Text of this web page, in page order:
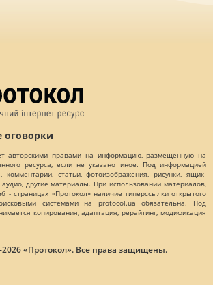
авторскими правами на информацию, размещенную на
ресурса, если не указано иное. Под информацией
комментарии, статьи, фотоизображения, рисунки, ящик-
другие материалы. При использовании материалов,
- страницах «Протокол» наличие гиперссылки открытого
системами на protocol.ua обязательна. Под
копирования, адаптация, рерайтинг, модификация
«Протокол». Все права защищены.